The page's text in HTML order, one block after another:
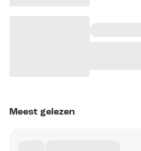
Meest gelezen